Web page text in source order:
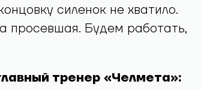
силенок не хватило.
просевшая. Будем работать,
тренер «Челмета»: